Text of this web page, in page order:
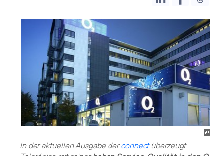
In der aktuellen Ausgabe derconnectüberzeugt